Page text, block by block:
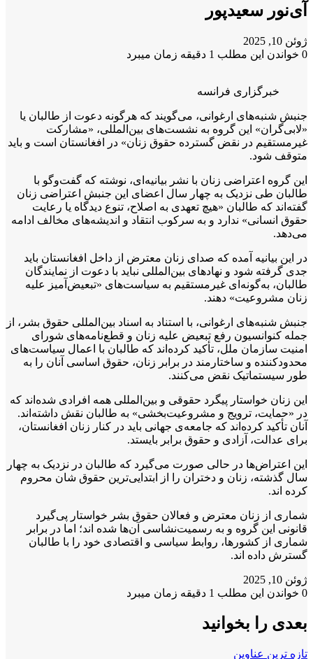
آی‌نور سعیدپور
ژوئن 10, 2025
0 خواندن این مطلب 1 دقیقه زمان میبرد
خبرگزاری فرانسه
جنبش شنبه‌های ارغوانی، می‌گویند که هرگونه دعوت از طالبان یا
«لابی‌گران» این گروه به نشست‌های بین‌المللی، «مشارکت
غیرمستقیم در نقض گسترده حقوق زنان» در افغانستان است و باید
متوقف شود.
این گروه اعتراضی زنان با نشر بیانیه‌ای، نوشته که گفت‌وگو با
طالبان طی نزدیک به چهار سال اعضای این جنبش اعتراضی زنان
گفته‌اند که طالبان «هیچ تعهدی به اصلاح، تنوع دیدگاه یا رعایت
حقوق انسانی» ندارد و به سرکوب انتقاد و اندیشه‌های مخالف ادامه
می‌دهد.
در این بیانیه آمده که صدای زنان معترض از داخل افغانستان باید
جدی گرفته شود و نهادهای بین‌المللی نباید با دعوت از نمایندگان
طالبان، به‌گونه‌ای غیرمستقیم به سیاست‌های «تبعیض‌آمیز علیه
زنان مشروعیت» دهند.
جنبش شنبه‎‌های ارغوانی، با استناد به اسناد بین‌المللی حقوق بشر، از
جمله کنوانسیون رفع تبعیض علیه زنان و قطع‌نامه‌های شورای
امنیت سازمان ملل، تأکید کرده‌اند که طالبان با اعمال سیاست‌های
محدودکننده و ساختارمند در برابر زنان، حقوق اساسی آنان را به
‌طور سیستماتیک نقض می‌کنند.
این زنان خواستار پیگرد حقوقی و بین‌المللی همه افرادی شده‌اند که
در «حمایت، ترویج و مشروعیت‌بخشی» به طالبان نقش داشته‌اند.
آنان تأکید کرده‌اند که جامعه‌ی جهانی باید در کنار زنان افغانستان،
برای عدالت، آزادی و حقوق برابر بایستد.
این اعتراض‌ها در حالی صورت می‌گیرد که طالبان در نزدیک به چهار
سال گذشته، زنان و دختران را از ابتدایی‌ترین حقوق شان محروم
کرده اند.
شماری از زنان معترض و فعالان حقوق بشر خواستار پی‌گیرد
قانونی این گروه و به رسمیت‌نشاسی آن‌ها شده اند؛ اما در برابر
شماری از کشورها، روابط سیاسی و اقتصادی خود را با طالبان
گسترش داده اند.
ژوئن 10, 2025
0 خواندن این مطلب 1 دقیقه زمان میبرد
بعدی را بخوانید
تازه ترین عناوین